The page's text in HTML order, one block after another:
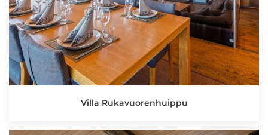
Villa Rukavuorenhuippu